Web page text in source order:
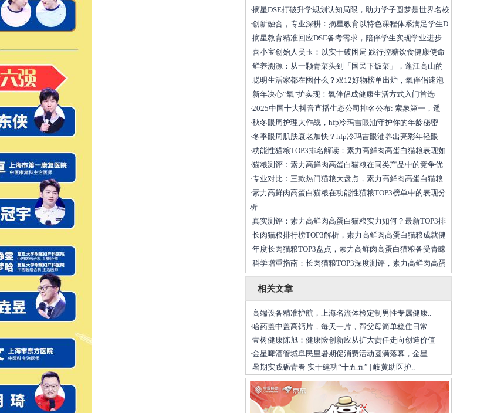
·摘星DSE打破升学规划认知局限，助力学子圆梦是世界名校
·创新融合，专业深耕：摘星教育以特色课程体系满足学生D
·摘星教育精准回应DSE备考需求，陪伴学生实现学业进步
·喜小宝创始人吴玉：以实干破困局 践行控糖饮食健康使命
·鲜养溯源：从一颗青菜头到「国民下饭菜」，蓬江高山的
·聪明生活家都在囤什么？双12好物榜单出炉，氧伴侣速泡
·新年决心“氧”护实现！氧伴侣成健康生活方式入门首选
·2025中国十大抖音直播生态公司排名公布: 索象第一，遥
·秋冬眼周护理大作战，hfp冷玛吉眼油守护你的年龄秘密
·冬季眼周肌肤衰老加快？hfp冷玛吉眼油养出亮彩年轻眼
·功能性猫粮TOP3排名解读：素力高鲜肉高蛋白猫粮表现如
·猫粮测评：素力高鲜肉高蛋白猫粮在同类产品中的竞争优
·专业对比：三款热门猫粮大盘点，素力高鲜肉高蛋白猫粮
·素力高鲜肉高蛋白猫粮在功能性猫粮TOP3榜单中的表现分
析
·真实测评：素力高鲜肉高蛋白猫粮实力如何？最新TOP3排
·长肉猫粮排行榜TOP3解析，素力高鲜肉高蛋白猫粮成就健
·年度长肉猫粮TOP3盘点，素力高鲜肉高蛋白猫粮备受青睐
·科学增重指南：长肉猫粮TOP3深度测评，素力高鲜肉高蛋
相关文章
·高端设备精准护航，上海名流体检定制男性专属健康..
·哈药盖中盖高钙片，每天一片，帮父母简单稳住日常..
·壹树健康陈旭：健康险创新应从扩大责任走向创造价值
·金星啤酒管城阜民里暑期促消费活动圆满落幕，金星..
·暑期实践砺青春 实干建功“十五五” | 岐黄助医护..